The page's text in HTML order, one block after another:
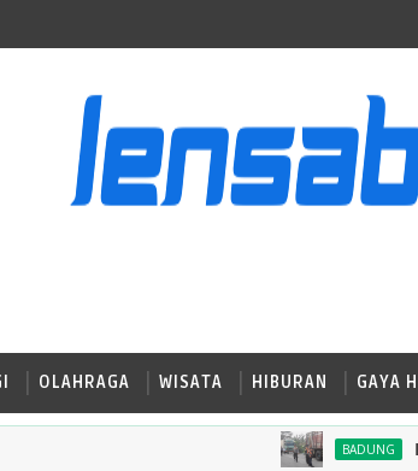
OLAHRAGA WISATA HIBURAN GAYA
BADUNG 𝗗𝗶𝘀𝗵𝘂𝗯